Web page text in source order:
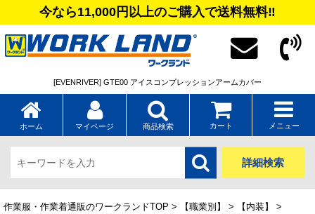
今なら11,000円以上のご購入で送料無料‼
[EVENRIVER] GTE00 アイスコンプレッションアームカバー
ホーム マイページ 商品検索 カート メニュー
詳細検索
作業服・作業着通販のワークランドTOP > 【職業別】 > 【内装】
>